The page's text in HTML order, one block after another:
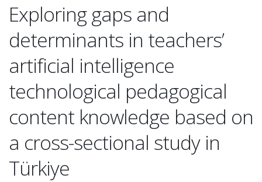
Exploring gaps and
determinants in teachers’
artificial intelligence
technological pedagogical
content knowledge based on
a cross-sectional study in
Türkiye